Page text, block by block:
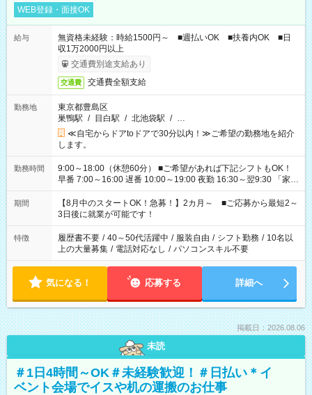
WEB登録・面接OK
給与
無資格未経験：時給1500円～ ■週払いOK ■扶養内OK ■日
収1万2000円以上
交通費別途支給あり
交通費 交通費全額支給
勤務地
東京都豊島区
巣鴨駅 / 目白駅 / 北池袋駅 / …
≪自宅からドアtoドアで30分以内！≫ご希望の勤務地を紹介
します。
勤務時間
9:00～18:00（休憩60分） ■ご希望があれば下記シフトもOK！
早番 7:00～16:00 遅番 10:00～19:00 夜勤 16:30～翌9:30 「家族
と休みを合わせたい」 「余裕を持って夕飯の準備がしたい」
「できれば残業はしたくない」 など、ご希望を教えてください
ね。 ※Wワーク希望の方へ 今ご覧のお仕事で希望する勤務時間
と、もう1つのお仕事の勤務時間。 合計で週40時間を超える場
合は応募できません。
期間
【8月中のスタートOK！急募！】2カ月～ ■ご応募から最短2～
3日後に就業が可能です！
特徴 履歴書不要 / 40～50代活躍中 / 服装自由 / シフト勤務 / 10名以
上の大量募集 / 電話対応なし / パソコンスキル不要
気になる！ 応募する 詳細へ
掲載日：2026.08.06
未読
＃1日4時間～OK＃未経験歓迎！＃日払い＊イ
ベント会場でイスや机の運搬のお仕事